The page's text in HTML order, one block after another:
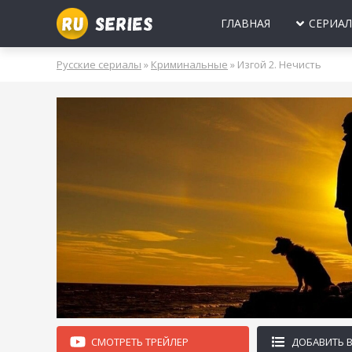
ГЛАВНАЯ
2025 2024 2023 2022 2021 2020
МОЛОДЕЖНЫЕ
НОВОГОДНИЕ
ПРО ВРАЧЕЙ
ПРО ДЕРЕВНЮ
ПРО ШПИОНОВ
ЛЮБОВНЫЕ
Русские сериалы » Криминальные » Изгой 2. Нечисть
СМОТРЕТЬ ТРЕЙЛЕР ДОБАВИТЬ